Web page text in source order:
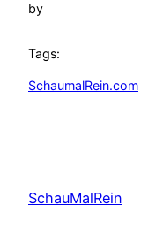
by
Tags:
SchaumalRein.com
SchauMalRein